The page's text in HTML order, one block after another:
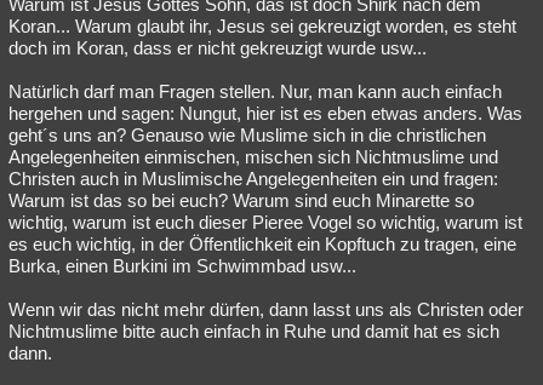
Warum ist Jesus Gottes Sohn, das ist doch Shirk nach dem
Koran... Warum glaubt ihr, Jesus sei gekreuzigt worden, es steht
doch im Koran, dass er nicht gekreuzigt wurde usw...
Natürlich darf man Fragen stellen. Nur, man kann auch einfach
hergehen und sagen: Nungut, hier ist es eben etwas anders. Was
geht´s uns an? Genauso wie Muslime sich in die christlichen
Angelegenheiten einmischen, mischen sich Nichtmuslime und
Christen auch in Muslimische Angelegenheiten ein und fragen:
Warum ist das so bei euch? Warum sind euch Minarette so
wichtig, warum ist euch dieser Pieree Vogel so wichtig, warum ist
es euch wichtig, in der Öffentlichkeit ein Kopftuch zu tragen, eine
Burka, einen Burkini im Schwimmbad usw...
Wenn wir das nicht mehr dürfen, dann lasst uns als Christen oder
Nichtmuslime bitte auch einfach in Ruhe und damit hat es sich
dann.